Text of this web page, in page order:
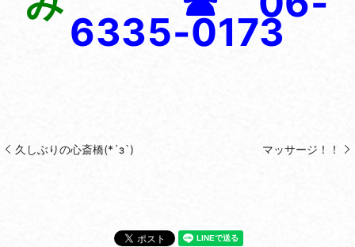
6335-0173
久しぶりの心斎橋(*´з`) マッサージ！！